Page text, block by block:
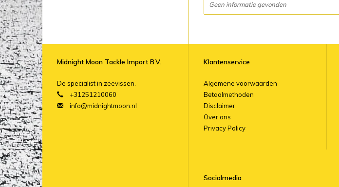
Geen informatie gevonden
Midnight Moon Tackle Import B.V.
De specialist in zeevissen.
+31251210060
info@midnightmoon.nl
Klantenservice
Algemene voorwaarden
Betaalmethoden
Disclaimer
Over ons
Privacy Policy
Socialmedia